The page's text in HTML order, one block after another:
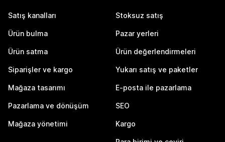
Satış kanalları
Ürün bulma
Ürün satma
Siparişler ve kargo
Mağaza tasarımı
Pazarlama ve dönüşüm
Mağaza yönetimi
Stoksuz satış
Pazar yerleri
Ürün değerlendirmeleri
Yukarı satış ve paketler
E-posta ile pazarlama
SEO
Kargo